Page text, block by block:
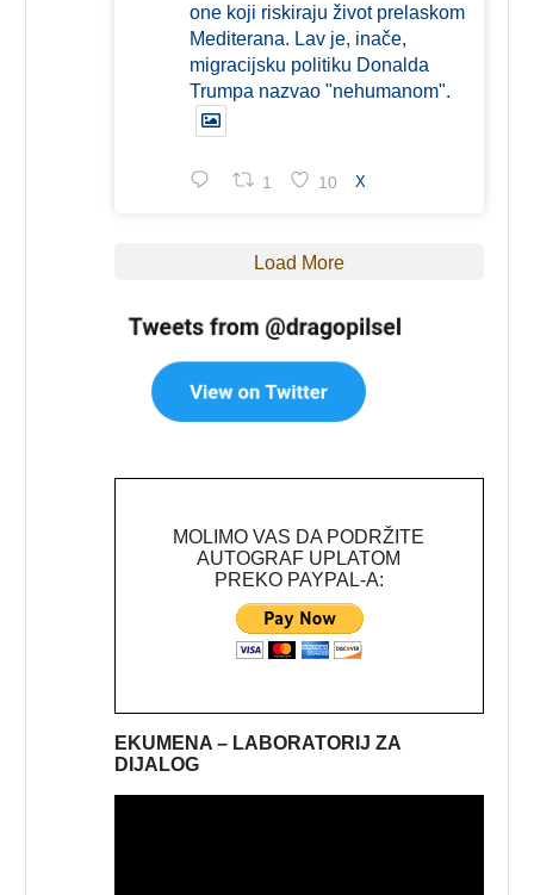
one koji riskiraju život prelaskom
Mediterana. Lav je, inače,
migracijsku politiku Donalda
Trumpa nazvao "nehumanom".
1 10 X
Load More
MOLIMO VAS DA PODRŽITE
AUTOGRAF UPLATOM
PREKO PAYPAL-A:
EKUMENA – LABORATORIJ ZA
DIJALOG